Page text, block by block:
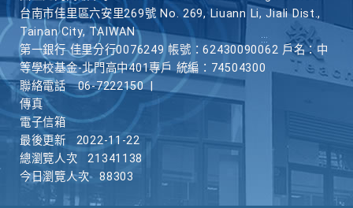
台南市佳里區六安里269號 No. 269, Liuann Li, Jiali Dist.,
Tainan City, TAIWAN
第一銀行 佳里分行0076249 帳號：62430090062 戶名：中
等學校基金-北門高中401專戶 統編：74504300
聯絡電話
06-7222150
傳真
電子信箱
最後更新
2022-11-22
總瀏覽人次
21341138
今日瀏覽人次
88303